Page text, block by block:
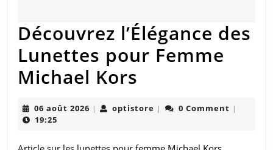
Découvrez l’Élégance des
Lunettes pour Femme
Michael Kors
l’Élégance
des
Lunettes
06 août 2026 06| optistore optistore
| 0 Comment |
19:25